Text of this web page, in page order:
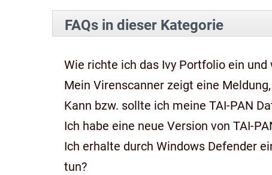
FAQs in dieser Kategorie
Wie richte ich das Ivy Portfolio ein
Mein Virenscanner zeigt eine
Kann bzw. sollte ich meine TAI-PAN
Ich habe eine neue Version von TAI-
Ich erhalte durch Windows Defender
tun?